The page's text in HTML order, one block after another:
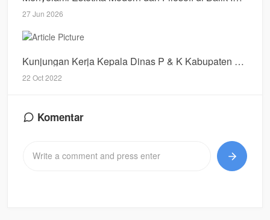
27 Jun 2026
Kunjungan Kerja Kepala Dinas P & K Kabupaten Dogiyai Ke Biak Untuk Pengadaan Asrama Bagi Mahasiswa
22 Oct 2022
Komentar